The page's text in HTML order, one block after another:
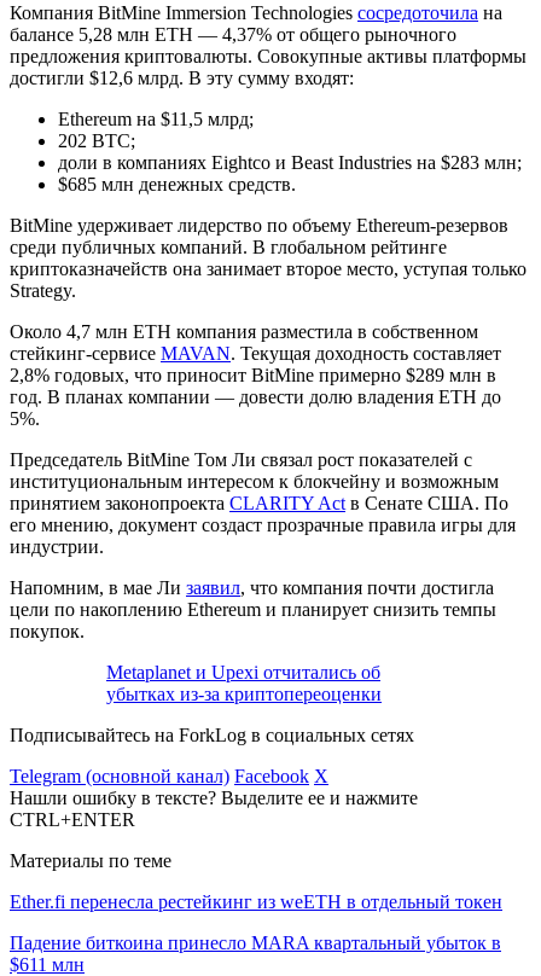
Компания BitMine Immersion Technologies сосредоточила на
балансе 5,28 млн ETH — 4,37% от общего рыночного
предложения криптовалюты. Совокупные активы платформы
достигли $12,6 млрд. В эту сумму входят:
Ethereum на $11,5 млрд;
202 BTC;
доли в компаниях Eightco и Beast Industries на $283 млн;
$685 млн денежных средств.
BitMine удерживает лидерство по объему Ethereum-резервов
среди публичных компаний. В глобальном рейтинге
криптоказначейств она занимает второе место, уступая только
Strategy.
Около 4,7 млн ETH компания разместила в собственном
стейкинг-сервисе MAVAN. Текущая доходность составляет
2,8% годовых, что приносит BitMine примерно $289 млн в
год. В планах компании — довести долю владения ETH до
5%.
Председатель BitMine Том Ли связал рост показателей с
институциональным интересом к блокчейну и возможным
принятием законопроекта CLARITY Act в Сенате США. По
его мнению, документ создаст прозрачные правила игры для
индустрии.
Напомним, в мае Ли заявил, что компания почти достигла
цели по накоплению Ethereum и планирует снизить темпы
покупок.
Metaplanet и Upexi отчитались об
убытках из-за криптопереоценки
Подписывайтесь на ForkLog в социальных сетях
Telegram (основной канал) Facebook X
Нашли ошибку в тексте? Выделите ее и нажмите
CTRL+ENTER
Материалы по теме
Ether.fi перенесла рестейкинг из weETH в отдельный токен
Падение биткоина принесло MARA квартальный убыток в
$611 млн